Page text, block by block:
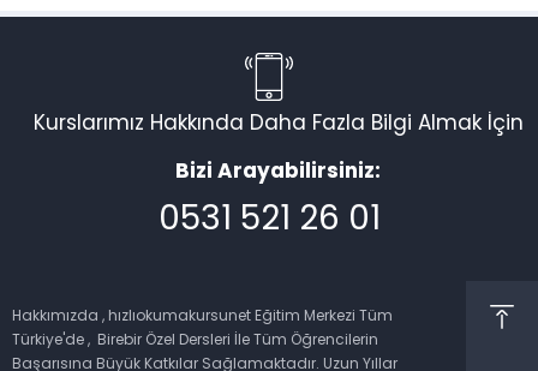
Kurslarımız Hakkında Daha Fazla Bilgi Almak İçin
Bizi Arayabilirsiniz:
0531 521 26 01
Hakkımızda , hızlıokumakursunet Eğitim Merkezi Tüm
Türkiye'de , Birebir Özel Dersleri İle Tüm Öğrencilerin
Başarısına Büyük Katkılar Sağlamaktadır. Uzun Yıllar